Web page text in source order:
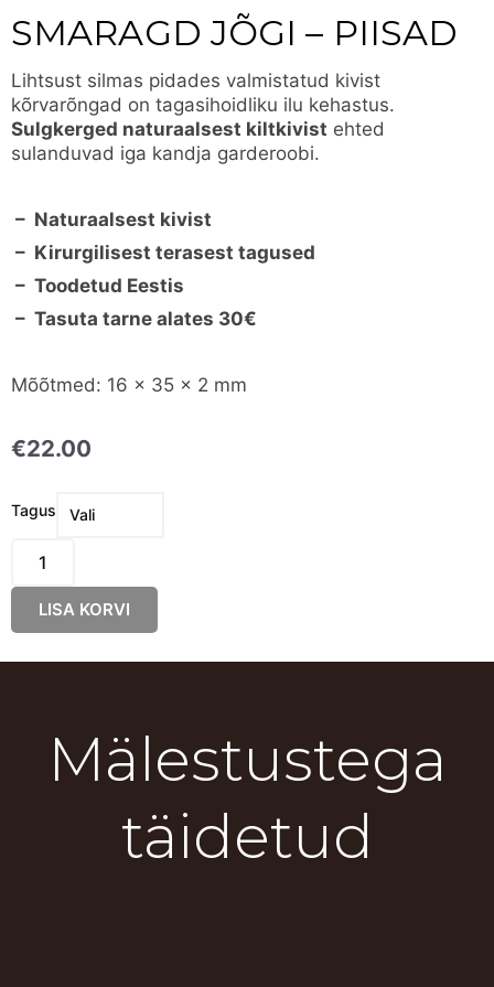
SMARAGD JÕGI – PIISAD
Lihtsust silmas pidades valmistatud kivist
kõrvarõngad on tagasihoidliku ilu kehastus.
Sulgkerged naturaalsest kiltkivist ehted
sulanduvad iga kandja garderoobi.
– Naturaalsest kivist
– Kirurgilisest terasest tagused
– Toodetud Eestis
– Tasuta tarne alates 30€
Mõõtmed: 16 x 35 x 2 mm
€22.00
Tagus
Smaragd
Piisad
kogusLISA KORVI
Mälestustega
täidetud